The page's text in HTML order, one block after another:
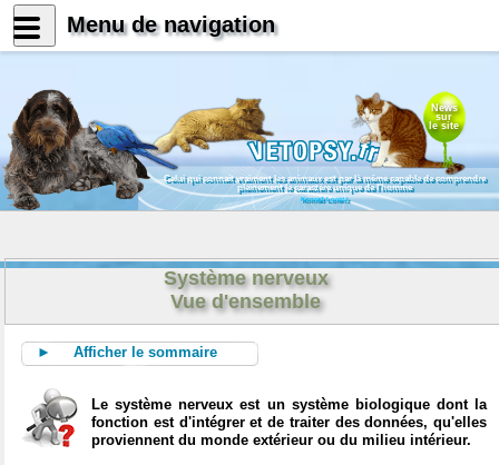
News
sur
le site
Celui qui connait vraiment les animaux est par là même capable de comprendre
pleinement le caractère unique de l'homme
Konrad Lorenz
Système nerveux
Vue d'ensemble
► Afficher le sommaire
Le système nerveux est un système biologique dont la
fonction est d'intégrer et de traiter des données, qu'elles
proviennent du monde extérieur ou du milieu intérieur.
Menu de navigation